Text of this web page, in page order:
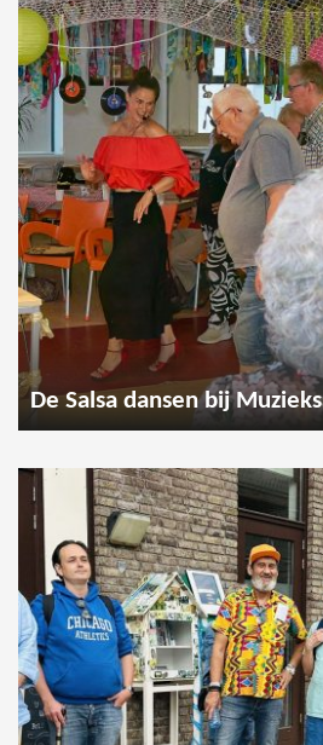
De Salsa dansen bij